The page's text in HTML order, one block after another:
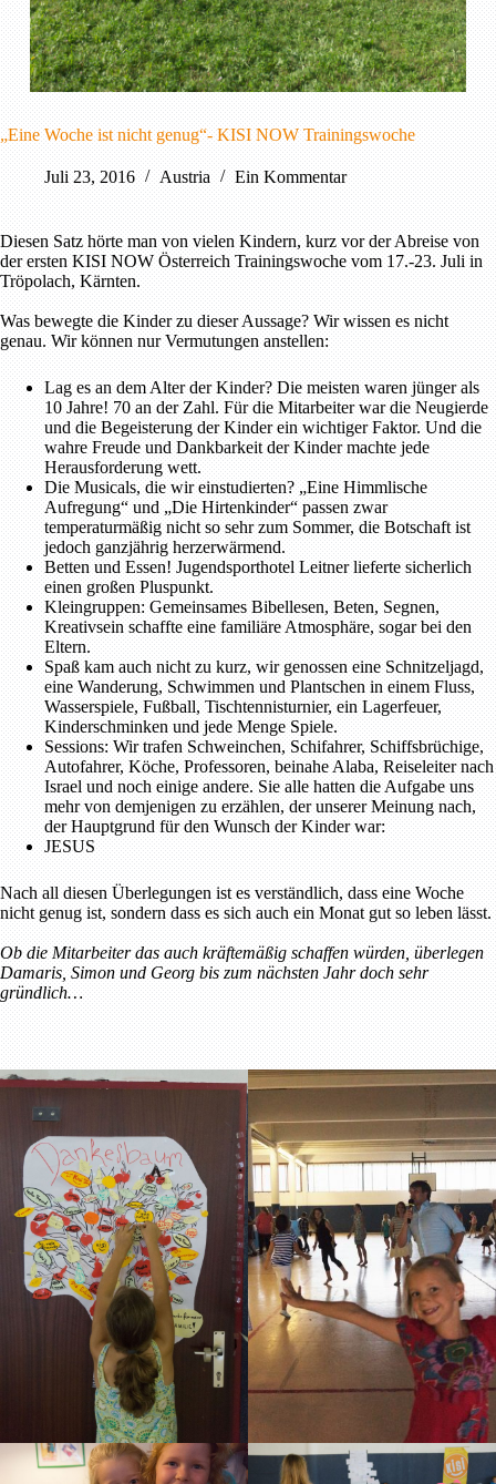
„Eine Woche ist nicht genug“- KISI NOW Trainingswoche
Juli 23, 2016 Austria Ein Kommentar
Diesen Satz hörte man von vielen Kindern, kurz vor der Abreise von
der ersten KISI NOW Österreich Trainingswoche vom 17.-23. Juli in
Tröpolach, Kärnten.
Was bewegte die Kinder zu dieser Aussage? Wir wissen es nicht
genau. Wir können nur Vermutungen anstellen:
Lag es an dem Alter der Kinder? Die meisten waren jünger als
10 Jahre! 70 an der Zahl. Für die Mitarbeiter war die Neugierde
und die Begeisterung der Kinder ein wichtiger Faktor. Und die
wahre Freude und Dankbarkeit der Kinder machte jede
Herausforderung wett.
Die Musicals, die wir einstudierten? „Eine Himmlische
Aufregung“ und „Die Hirtenkinder“ passen zwar
temperaturmäßig nicht so sehr zum Sommer, die Botschaft ist
jedoch ganzjährig herzerwärmend.
Betten und Essen! Jugendsporthotel Leitner lieferte sicherlich
einen großen Pluspunkt.
Kleingruppen: Gemeinsames Bibellesen, Beten, Segnen,
Kreativsein schaffte eine familiäre Atmosphäre, sogar bei den
Eltern.
Spaß kam auch nicht zu kurz, wir genossen eine Schnitzeljagd,
eine Wanderung, Schwimmen und Plantschen in einem Fluss,
Wasserspiele, Fußball, Tischtennisturnier, ein Lagerfeuer,
Kinderschminken und jede Menge Spiele.
Sessions: Wir trafen Schweinchen, Schifahrer, Schiffsbrüchige,
Autofahrer, Köche, Professoren, beinahe Alaba, Reiseleiter nach
Israel und noch einige andere. Sie alle hatten die Aufgabe uns
mehr von demjenigen zu erzählen, der unserer Meinung nach,
der Hauptgrund für den Wunsch der Kinder war:
JESUS
Nach all diesen Überlegungen ist es verständlich, dass eine Woche
nicht genug ist, sondern dass es sich auch ein Monat gut so leben lässt.
Ob die Mitarbeiter das auch kräftemäßig schaffen würden, überlegen
Damaris, Simon und Georg bis zum nächsten Jahr doch sehr
gründlich…